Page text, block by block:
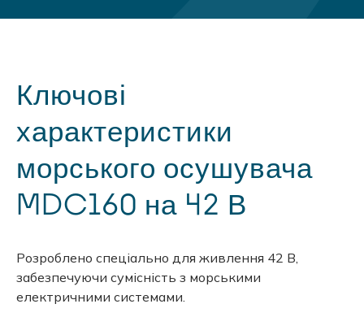
Ключові
характеристики
морського осушувача
MDC160 на 42 В
Розроблено спеціально для живлення 42 В,
забезпечуючи сумісність з морськими
електричними системами.